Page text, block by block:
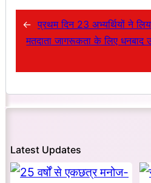
← प्रथम दिन 23 अभ्यर्थियों ने
मतदाता जागरूकता के लिए धनबाद
Latest Updates